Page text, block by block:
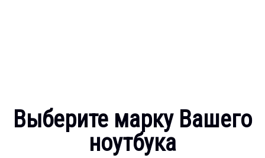
Выберите марку Вашего
ноутбука